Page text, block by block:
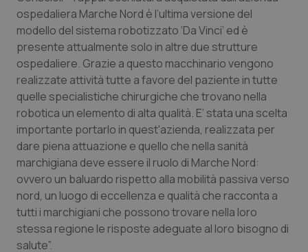
Marche
Molise
Piemonte
Provincia Autonoma di Bolzano
Provincia Autonoma di Trento
Puglia
Sardegna
Donna & Salute
Epatiti
HIV
Infezioni & Febbre
Ipertensione & Scompenso
Malattie rare
Malattia di Crohn & Rettocolite Ulcerosa
ospedaliera Marche Nord è l’ultima versione del
modello del sistema robotizzato ‘Da Vinci’ ed è
presente attualmente solo in altre due strutture
ospedaliere. Grazie a questo macchinario vengono
realizzate attività tutte a favore del paziente in tutte
quelle specialistiche chirurgiche che trovano nella
robotica un elemento di alta qualità. E’ stata una scelta
importante portarlo in quest'azienda, realizzata per
dare piena attuazione e quello che nella sanità
marchigiana deve essere il ruolo di Marche Nord:
ovvero un baluardo rispetto alla mobilità passiva verso
nord, un luogo di eccellenza e qualità che racconta a
tutti i marchigiani che possono trovare nella loro
stessa regione le risposte adeguate al loro bisogno di
salute”.